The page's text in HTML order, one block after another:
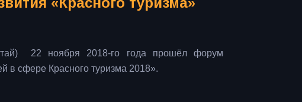
22 ноября 2018-го года прошёл форум
в сфере Красного туризма 2018».